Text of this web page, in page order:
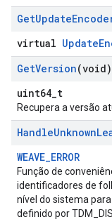
GetUpdate
virtual
GetVersion
uint64_t
Recupera a versão
HandleUnknown
WEAVE_ERROR
Função de
identificadores de
nível do sistema
definido por